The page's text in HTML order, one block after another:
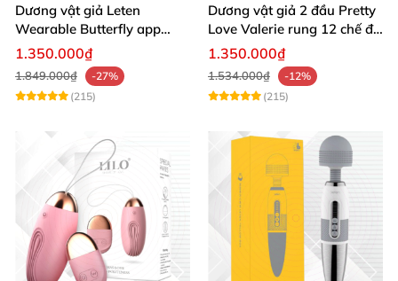
Dương vật giả Leten
Wearable Butterfly app
bluetooth rung mạnh đa
1.350.000₫
1.849.000₫
-27%
(215)
Dương vật giả 2 đầu Pretty
Love Valerie rung 12 chế độ
kích thích les
1.350.000₫
1.534.000₫
-12%
(215)